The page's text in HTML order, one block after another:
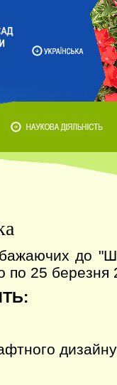
бажаючих до
по 25 березня